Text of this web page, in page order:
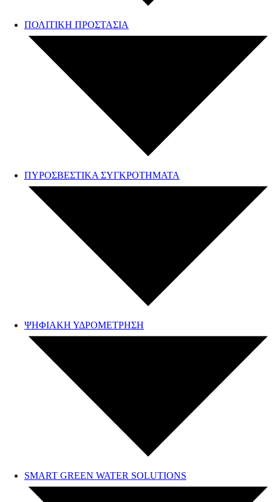
ΠΟΛΙΤΙΚΗ ΠΡΟΣΤΑΣΙΑ
ΠΥΡΟΣΒΕΣΤΙΚΑ ΣΥΓΚΡΟΤΗΜΑΤΑ
ΨΗΦΙΑΚΗ ΥΔΡΟΜΕΤΡΗΣΗ
SMART GREEN WATER SOLUTIONS